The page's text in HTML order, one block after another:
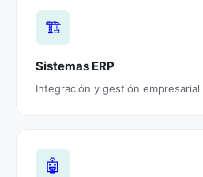
🏗️
Sistemas ERP
Integración y gestión empresarial.
🤖